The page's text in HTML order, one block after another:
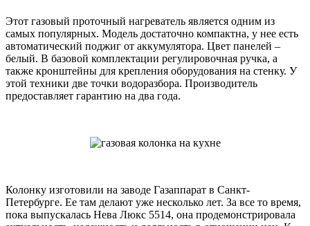
Этот газовый проточный нагреватель является одним из
самых популярных. Модель достаточно компактна, у нее есть
автоматический поджиг от аккумулятора. Цвет панелей –
белый. В базовой комплектации регулировочная ручка, а
также кронштейны для крепления оборудования на стенку. У
этой техники две точки водоразбора. Производитель
предоставляет гарантию на два года.
Колонку изготовили на заводе Газаппарат в Санкт-
Петербурге. Ее там делают уже несколько лет. За все то время,
пока выпускалась Нева Люкс 5514, она продемонстрировала